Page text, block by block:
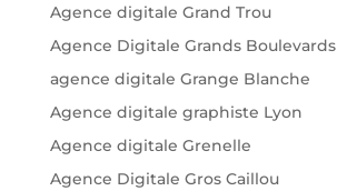
Agence digitale Grand Trou
Agence Digitale Grands Boulevards
agence digitale Grange Blanche
Agence digitale graphiste Lyon
Agence digitale Grenelle
Agence Digitale Gros Caillou